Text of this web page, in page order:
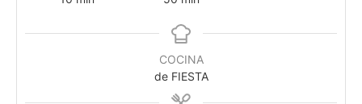
COCINA
de FIESTA